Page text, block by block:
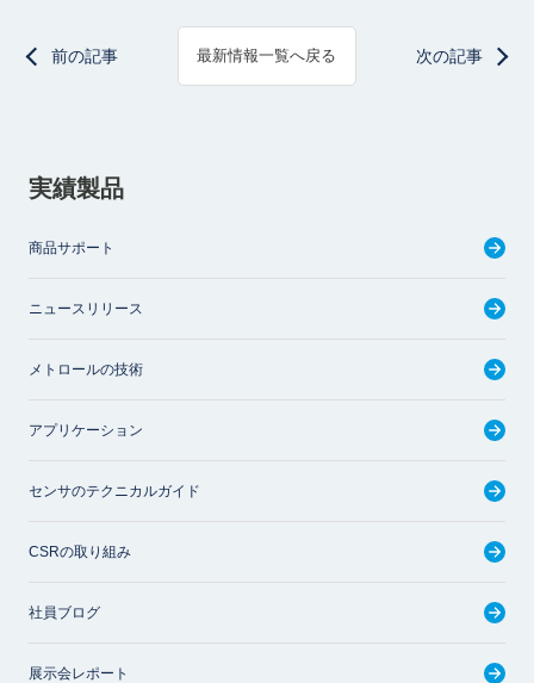
前の記事 最新情報一覧へ戻る 次の記事
実績製品
商品サポート
ニュースリリース
メトロールの技術
アプリケーション
センサのテクニカルガイド
CSRの取り組み
社員ブログ
展示会レポート